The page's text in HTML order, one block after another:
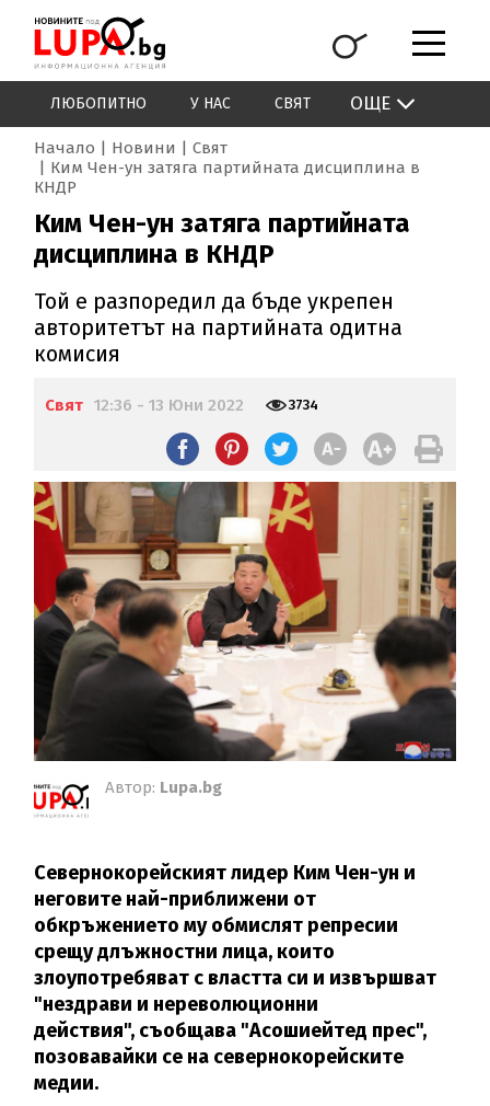
ЛЮБОПИТНО У НАС СВЯТ ОЩЕ
Начало Новини
Свят
Ким Чен-ун затяга партийната дисциплина в
КНДР
Ким Чен-ун затяга партийната
дисциплина в КНДР
Той е разпоредил да бъде укрепен
авторитетът на партийната одитна
комисия
Свят 12:36 - 13 Юни 2022 3734
Автор: Lupa.bg
Севернокорейският лидер Ким Чен-ун и
неговите най-приближени от
обкръжението му обмислят репресии
срещу длъжностни лица, които
злоупотребяват с властта си и извършват
"нездрави и нереволюционни
действия", съобщава "Асошиейтед прес",
позовавайки се на севернокорейските
медии.